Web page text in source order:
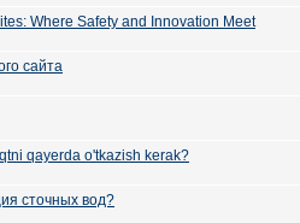
Where Safety and Innovation Meet
сайта
qayerda o'tkazish kerak?
сточных вод?